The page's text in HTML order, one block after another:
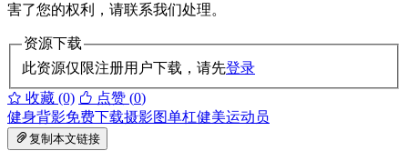
害了您的权利，请联系我们处理。
资源下载
此资源仅限注册用户下载，请先登录
收藏 (0)
点赞 (0)
健身背影免费下载摄影图单杠健美运动员
复制本文链接